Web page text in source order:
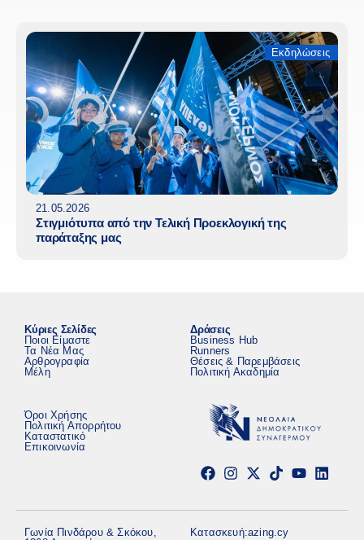
Εκδηλώσεις
21.05.2026
Στιγμιότυπα από την Τελική Προεκλογική της
παράταξης μας
Κύριες Σελίδες
Ποιοι Είμαστε
Τα Νέα Μας
Αρθρογραφία
Μέλη
Δράσεις
Business Hub
Runners
Θέσεις & Παρεμβάσεις
Πολιτική Ακαδημία
Όροι Χρήσης
Πολιτική Απορρήτου
Καταστατικό
Επικοινωνία
Γωνία Πινδάρου & Σκόκου,
Κατασκευή:azing.cy